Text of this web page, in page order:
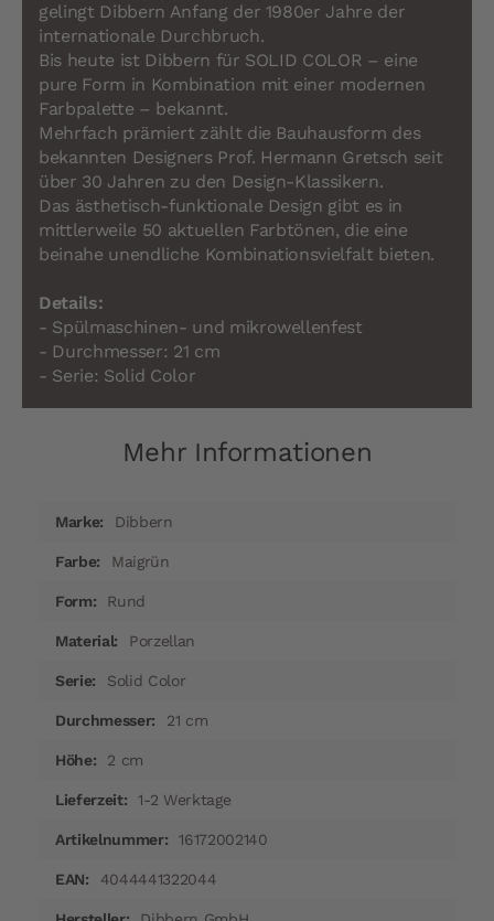
gelingt Dibbern Anfang der 1980er Jahre der
internationale Durchbruch.
Bis heute ist Dibbern für SOLID COLOR – eine
pure Form in Kombination mit einer modernen
Farbpalette – bekannt.
Mehrfach prämiert zählt die Bauhausform des
bekannten Designers Prof. Hermann Gretsch seit
über 30 Jahren zu den Design-Klassikern.
Das ästhetisch-funktionale Design gibt es in
mittlerweile 50 aktuellen Farbtönen, die eine
beinahe unendliche Kombinationsvielfalt bieten.
Details:
- Spülmaschinen- und mikrowellenfest
- Durchmesser: 21 cm
- Serie: Solid Color
Mehr Informationen
InformationenDibbern
Maigrün
Rund
Porzellan
Solid Color
21 cm
2 cm
1-2 Werktage
16172002140
4044441322044